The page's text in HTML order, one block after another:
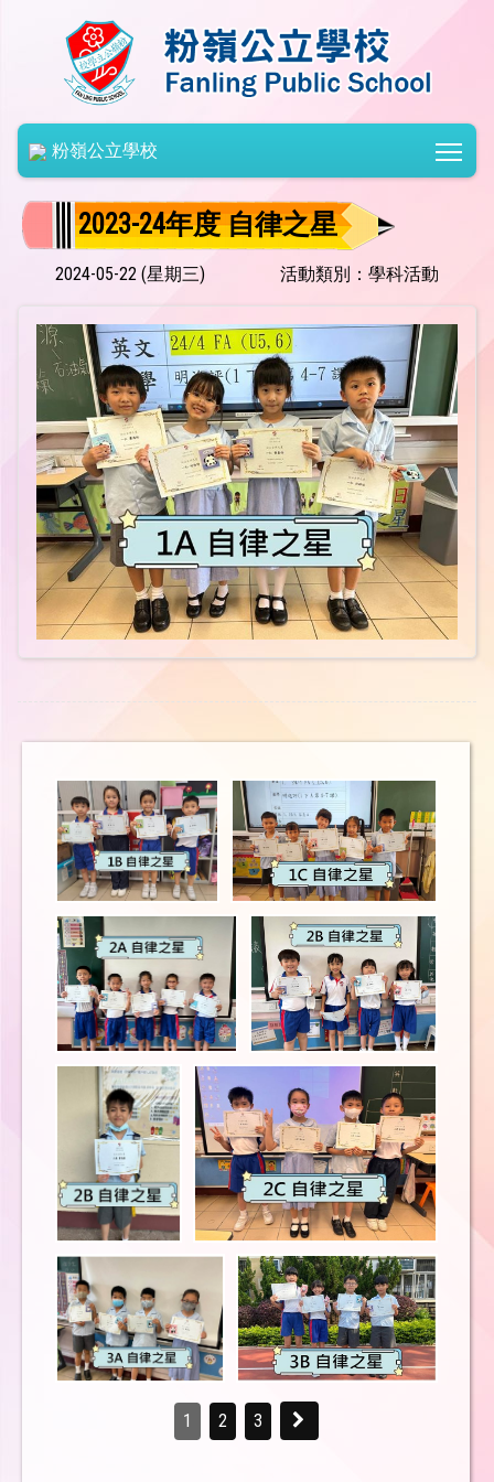
粉嶺公立學校
2023-24年度 自律之星
2024-05-22 (星期三) 活動類別：學科活動
1 2 3